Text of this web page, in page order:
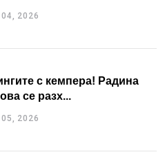
04, 2026
с кемпера! Радина
се разх...
05, 2026